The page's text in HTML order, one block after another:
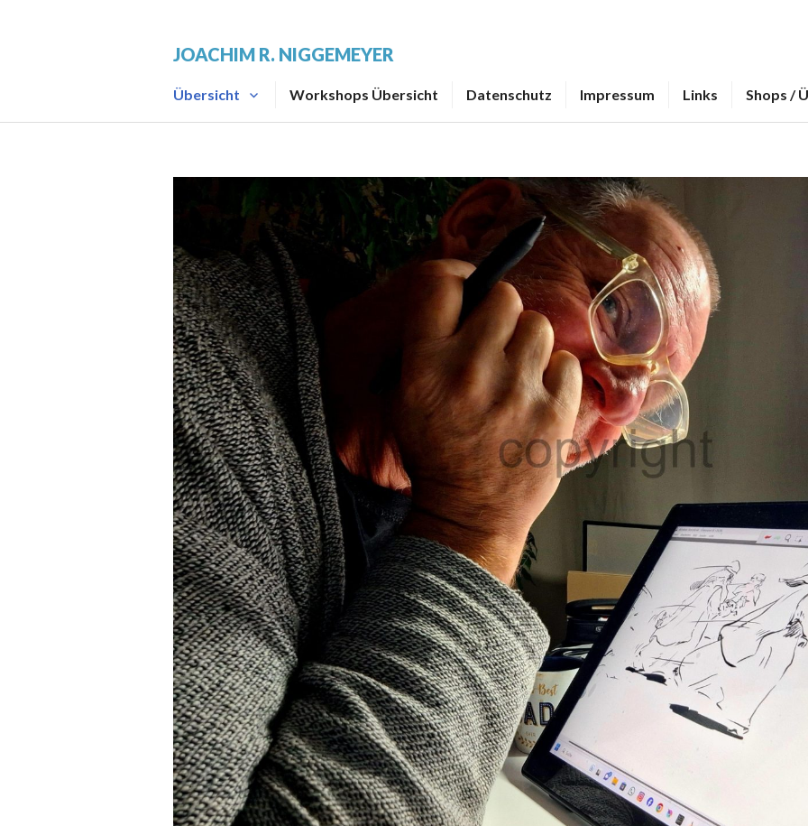
JOACHIM R. NIGGEMEYER
Übersicht Workshops Übersicht Datenschutz Impressum Links Shops /